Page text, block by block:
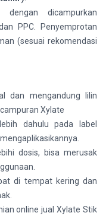
dicampurkan
PPC. Penyemprotan
(sesuai rekomendasi
dan mengandung lilin
Xylate
dahulu pada label
dosis, bisa merusak
di tempat kering dan
online jual Xylate Stik